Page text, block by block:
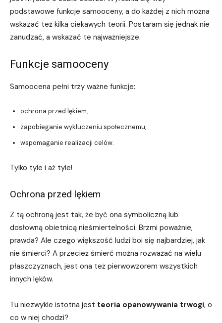
podstawowe funkcje samooceny, a do każdej z nich można
wskazać też kilka ciekawych teorii. Postaram się jednak nie
zanudzać, a wskazać te najważniejsze.
Funkcje samooceny
Samoocena pełni trzy ważne funkcje:
ochrona przed lękiem,
zapobieganie wykluczeniu społecznemu,
wspomaganie realizacji celów.
Tylko tyle i aż tyle!
Ochrona przed lękiem
Z tą ochroną jest tak, że być ona symboliczną lub
dosłowną obietnicą nieśmiertelności. Brzmi poważnie,
prawda? Ale czego większość ludzi boi się najbardziej, jak
nie śmierci? A przecież śmierć można rozważać na wielu
płaszczyznach, jest ona też pierwowzorem wszystkich
innych lęków.
Tu niezwykle istotna jest teoria opanowywania trwogi, o
co w niej chodzi?